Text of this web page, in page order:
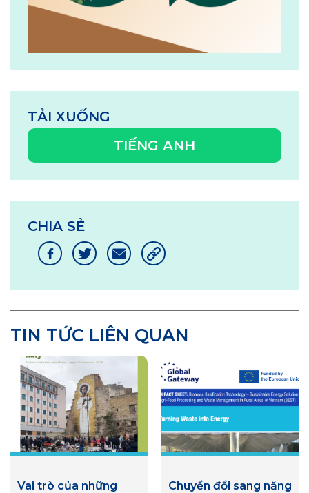
TẢI XUỐNG
TIẾNG ANH
CHIA SẺ
TIN TỨC LIÊN QUAN
Vai trò của những
Chuyển đổi sang năng